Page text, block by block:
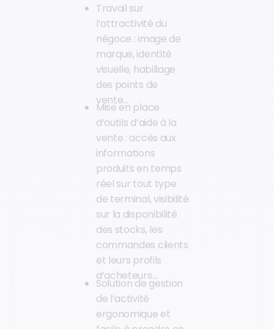
Travail sur
l’attractivité du
négoce : image de
marque, identité
visuelle, habillage
des points de
vente…
Mise en place
d’outils d’aide à la
vente : accès aux
informations
produits en temps
réel sur tout type
de terminal, visibilité
sur la disponibilité
des stocks, les
commandes clients
et leurs profils
d’acheteurs…
Solution de gestion
de l’activité
ergonomique et